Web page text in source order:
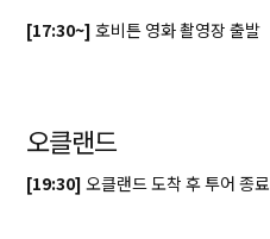
[17:30~] 호비튼 영화 촬영장 출발
오클랜드
[19:30] 오클랜드 도착 후 투어 종료